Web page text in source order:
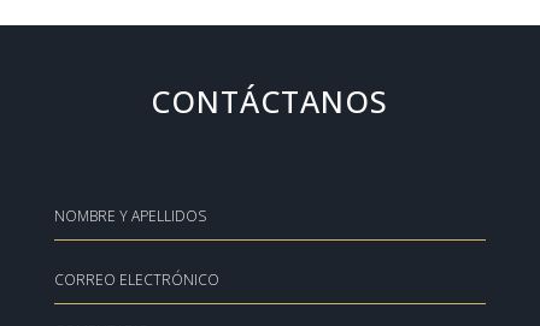
JARDINES O TERRAZAS
AVIONES DE LUJO
TECNOLOGÍA
CONTÁCTANOS